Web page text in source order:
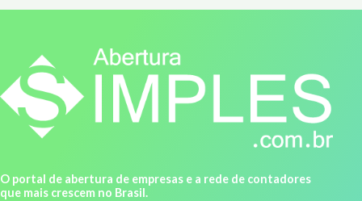
O portal de abertura de empresas e a rede de contadores
que mais crescem no Brasil.